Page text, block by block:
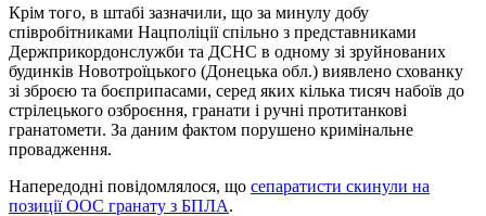
Крім того, в штабі зазначили, що за минулу добу
співробітниками Нацполіції спільно з представниками
Держприкордонслужби та ДСНС в одному зі зруйнованих
будинків Новотроїцького (Донецька обл.) виявлено схованку
зі зброєю та боєприпасами, серед яких кілька тисяч набоїв до
стрілецького озброєння, гранати і ручні протитанкові
гранатомети. За даним фактом порушено кримінальне
провадження.
Напередодні повідомлялося, що сепаратисти скинули на
позиції ООС гранату з БПЛА.